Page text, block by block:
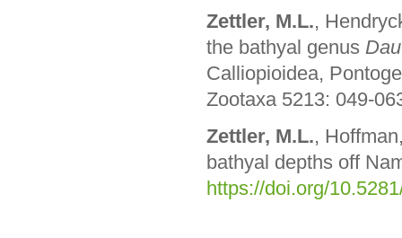
Zettler, M.L.,
the bathyal genus
Calliopioidea,
Zootaxa 5213: 049-
Zettler, M.L.,
bathyal depths off
https://doi.org/